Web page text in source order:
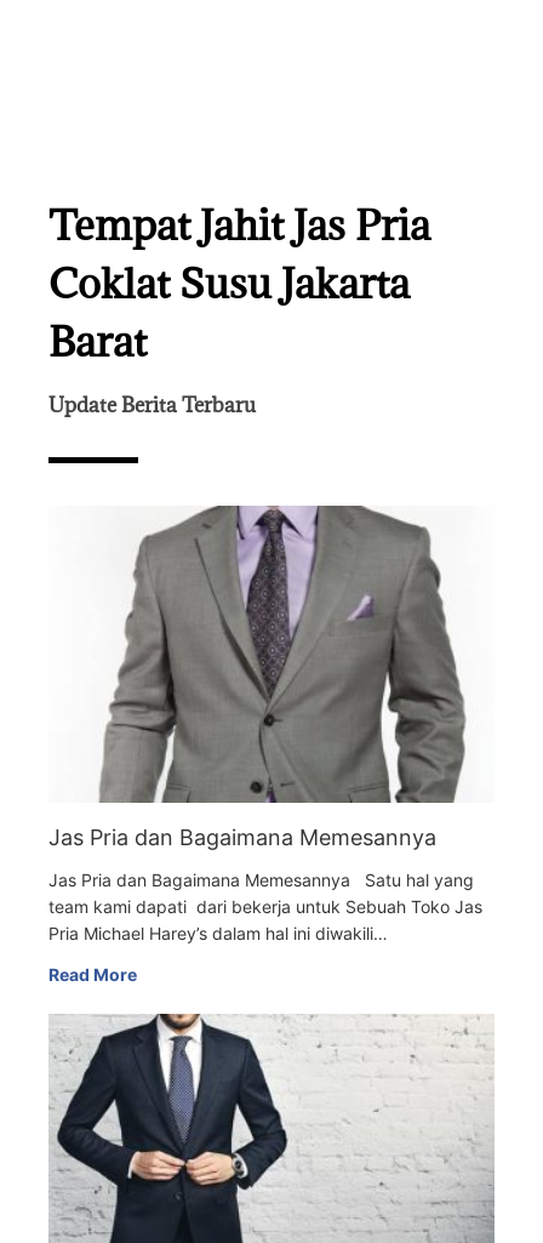
Tempat Jahit Jas Pria
Coklat Susu Jakarta
Barat
Update Berita Terbaru
Jas Pria dan Bagaimana Memesannya
Jas Pria dan Bagaimana Memesannya Satu hal yang
team kami dapati dari bekerja untuk Sebuah Toko Jas
Pria Michael Harey’s dalam hal ini diwakili…
Read More